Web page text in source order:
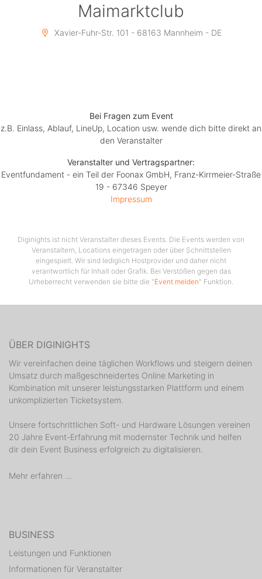
Maimarktclub
Xavier-Fuhr-Str. 101 - 68163 Mannheim - DE
Bei Fragen zum Event
z.B. Einlass, Ablauf, LineUp, Location usw. wende dich bitte direkt an
den Veranstalter
Veranstalter und Vertragspartner:
Eventfundament - ein Teil der Foonax GmbH, Franz-Kirrmeier-Straße
19 - 67346 Speyer
Impressum
Diginights ist nicht Veranstalter dieses Events. Die Events werden von
Veranstaltern, Locations eingetragen oder über Schnittstellen
eingespielt. Wir sind lediglich Hostprovider und daher nicht
verantwortlich für Inhalt oder Grafik. Bei Verstößen gegen das
Urheberrecht verwenden sie bitte die "Event melden" Funktion.
ÜBER DIGINIGHTS
Wir vereinfachen deine täglichen Workflows und steigern deinen
Umsatz durch maßgeschneidertes Online Marketing in
Kombination mit unserer leistungsstarken Plattform und einem
unkomplizierten Ticketsystem.
Unsere fortschrittlichen Soft- und Hardware Lösungen vereinen
20 Jahre Event-Erfahrung mit modernster Technik und helfen
dir dein Event Business erfolgreich zu digitalisieren.
Mehr erfahren ...
BUSINESS
Leistungen und Funktionen
Informationen für Veranstalter